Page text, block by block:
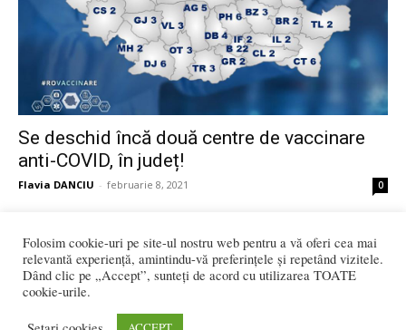
Se deschid încă două centre de vaccinare
anti-COVID, în județ!
Flavia DANCIU - februarie 8, 2021 0
REDACȚIA:
Folosim cookie-uri pe site-ul nostru web pentru a vă oferi cea mai
relevantă experiență, amintindu-vă preferințele și repetând vizitele.
Dând clic pe „Accept”, sunteți de acord cu utilizarea TOATE
cookie-urile.